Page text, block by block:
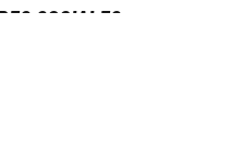
SOCIALES